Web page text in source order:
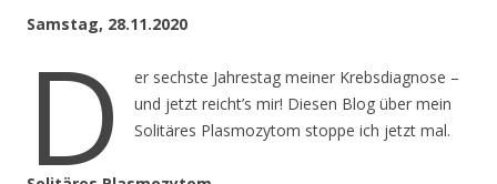
Samstag, 28.11.2020
D
er sechste Jahrestag meiner Krebsdiagnose –
und jetzt reicht’s mir! Diesen Blog über mein
Solitäres Plasmozytom stoppe ich jetzt mal.